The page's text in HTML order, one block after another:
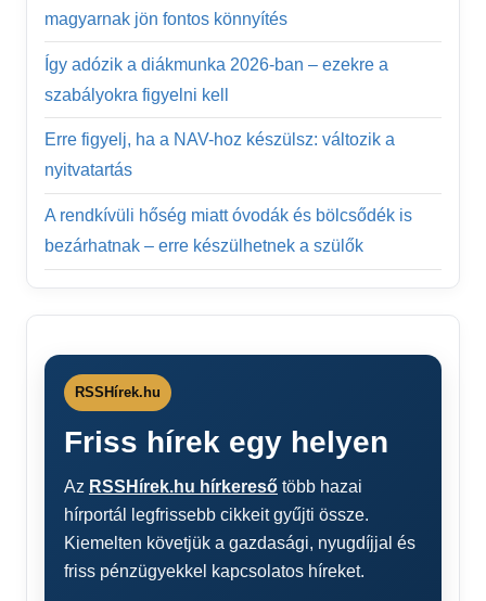
magyarnak jön fontos könnyítés
Így adózik a diákmunka 2026-ban – ezekre a
szabályokra figyelni kell
Erre figyelj, ha a NAV-hoz készülsz: változik a
nyitvatartás
A rendkívüli hőség miatt óvodák és bölcsődék is
bezárhatnak – erre készülhetnek a szülők
RSSHírek.hu
Friss hírek egy helyen
Az RSSHírek.hu hírkereső több hazai
hírportál legfrissebb cikkeit gyűjti össze.
Kiemelten követjük a gazdasági, nyugdíjjal és
friss pénzügyekkel kapcsolatos híreket.